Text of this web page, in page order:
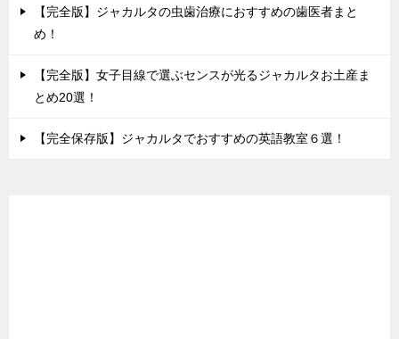
【完全版】ジャカルタの虫歯治療におすすめの歯医者まと
め！
【完全版】女子目線で選ぶセンスが光るジャカルタお土産ま
とめ20選！
【完全保存版】ジャカルタでおすすめの英語教室６選！